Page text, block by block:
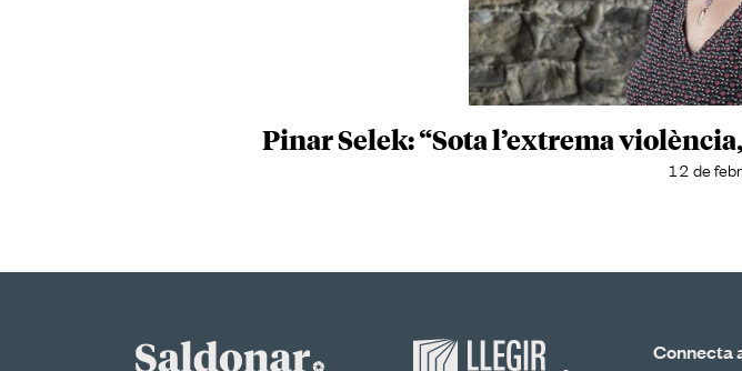
Pinar Selek: “Sota l’extrema
12 de
Connecta